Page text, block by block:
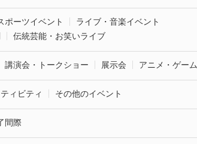
ポーツイベント
ライブ・音楽イベント
伝統芸能・お笑いライブ
講演会・トークショー 展示会 アニメ・ゲーム
ィビティ その他のイベント
間際